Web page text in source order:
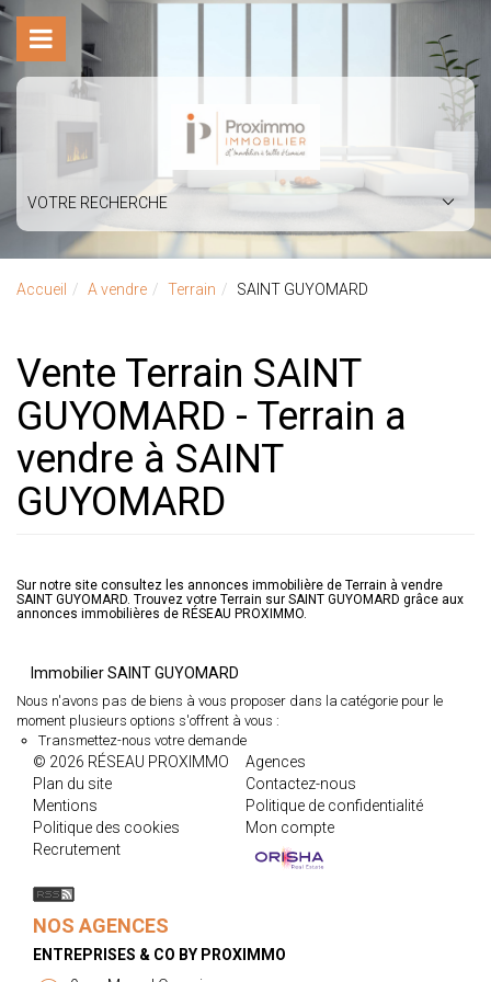
VOTRE RECHERCHE
Accueil A vendre Terrain SAINT GUYOMARD
Vente Terrain SAINT
GUYOMARD - Terrain a
vendre à SAINT
GUYOMARD
Sur notre site consultez les annonces immobilière de Terrain à vendre
SAINT GUYOMARD. Trouvez votre Terrain sur SAINT GUYOMARD grâce aux
annonces immobilières de RÉSEAU PROXIMMO.
Immobilier SAINT GUYOMARD
Nous n'avons pas de biens à vous proposer dans la catégorie pour le
moment plusieurs options s'offrent à vous :
Transmettez-nous votre demande
© 2026 RÉSEAU PROXIMMO
Agences
Plan du site
Contactez-nous
Mentions
Politique de confidentialité
Politique des cookies
Mon compte
Recrutement
NOS AGENCES
ENTREPRISES & CO BY PROXIMMO